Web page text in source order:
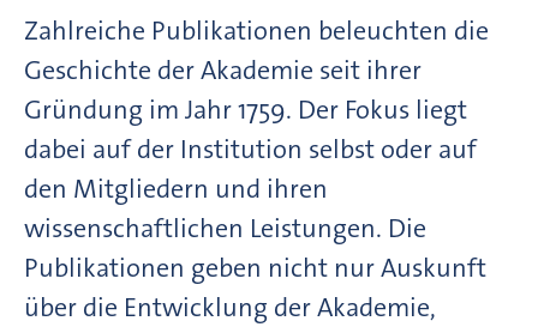
Zahlreiche Publikationen beleuchten die
Geschichte der Akademie seit ihrer
Gründung im Jahr 1759. Der Fokus liegt
dabei auf der Institution selbst oder auf
den Mitgliedern und ihren
wissenschaftlichen Leistungen. Die
Publikationen geben nicht nur Auskunft
über die Entwicklung der Akademie,